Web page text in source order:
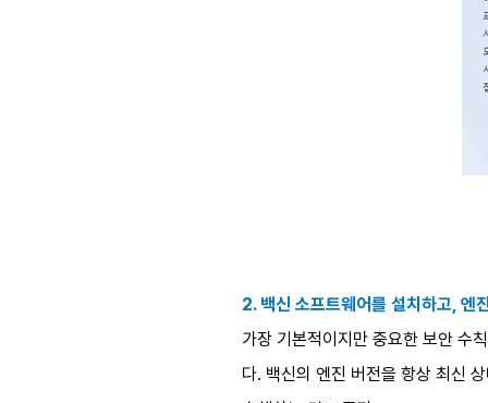
2. 백신 소프트웨어를 설치하고, 엔
가장 기본적이지만 중요한 보안 수
다. 백신의 엔진 버전을 항상 최신